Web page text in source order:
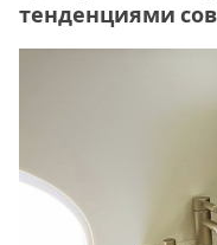
тенденциями